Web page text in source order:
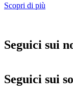
Scopri di più
Seguici sui
Seguici sui